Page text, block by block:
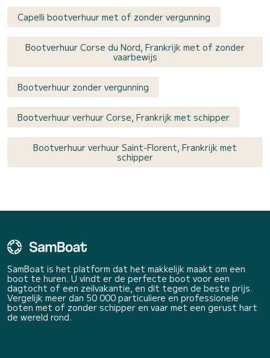
Capelli bootverhuur met of zonder vergunning
Bootverhuur Corse du Nord, Frankrijk met of zonder
vaarbewijs
Bootverhuur zonder vergunning
Bootverhuur verhuur Corse, Frankrijk met schipper
Bootverhuur verhuur Saint-Florent, Frankrijk met
schipper
SamBoat is het platform dat het makkelijk maakt om een
boot te huren. U vindt er de perfecte boot voor een
dagtocht of een zeilvakantie, en dit tegen de beste prijs.
Vergelijk meer dan 50 000 particuliere en professionele
boten met of zonder schipper en vaar met een gerust hart
de wereld rond.